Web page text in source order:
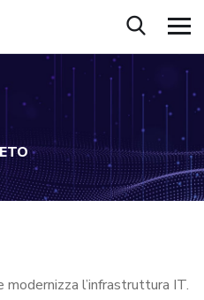
modernizza l’infrastruttura IT.